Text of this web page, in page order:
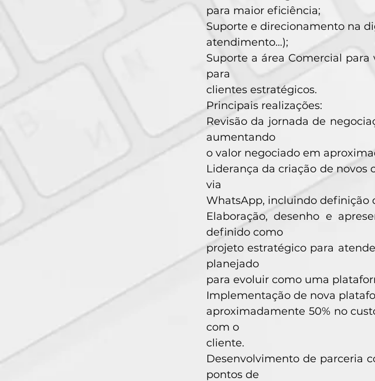
para maior eficiência;
Suporte e direcionamento na
atendimento…);
Suporte a área Comercial
para
clientes estratégicos.
Principais realizações:
Revisão da jornada de
aumentando
o valor negociado em
Liderança da criação de
via
WhatsApp, incluindo definição
Elaboração, desenho e
definido como
projeto estratégico para
planejado
para evoluir como uma
Implementação de nova
aproximadamente 50% no
com o
cliente.
Desenvolvimento de parceria
pontos de